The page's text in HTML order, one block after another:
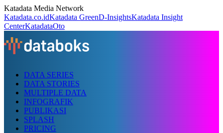
Katadata Media Network
Katadata.co.idKatadata GreenD-InsightsKatadata Insight
CenterKatadataOto
DATA SERIES
DATA STORIES
MULTIPLE DATA
INFOGRAFIK
PUBLIKASI
SPLASH
PRICING